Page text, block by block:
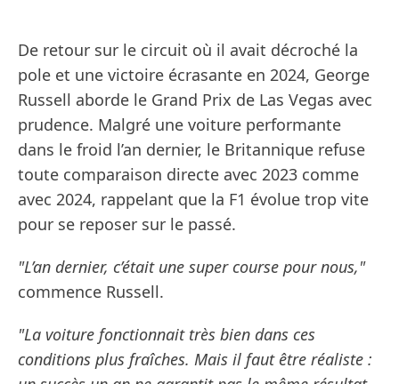
De retour sur le circuit où il avait décroché la
pole et une victoire écrasante en 2024, George
Russell aborde le Grand Prix de Las Vegas avec
prudence. Malgré une voiture performante
dans le froid l’an dernier, le Britannique refuse
toute comparaison directe avec 2023 comme
avec 2024, rappelant que la F1 évolue trop vite
pour se reposer sur le passé.
"L’an dernier, c’était une super course pour nous,"
commence Russell.
"La voiture fonctionnait très bien dans ces
conditions plus fraîches. Mais il faut être réaliste :